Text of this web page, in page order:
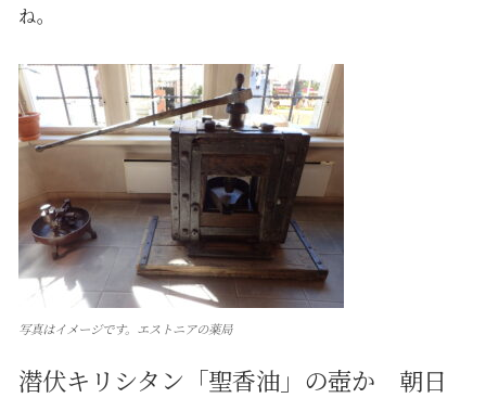
ね。
写真はイメージです。エストニアの薬局
潜伏キリシタン「聖香油」の壺か 朝日